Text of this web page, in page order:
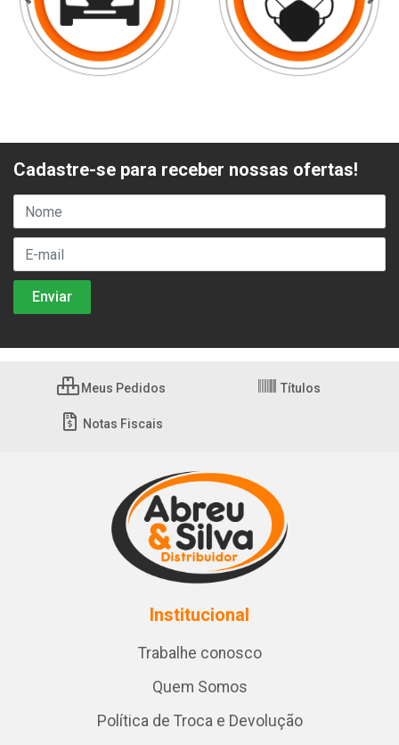
Cadastre-se para receber nossas ofertas!
Meus Pedidos Títulos
Notas Fiscais
Institucional
Trabalhe conosco
Quem Somos
Política de Troca e Devolução